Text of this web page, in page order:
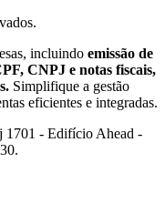
incluindo emissão de
CNPJ e notas fiscais,
Simplifique a gestão
eficientes e integradas.
1701 - Edifício Ahead -